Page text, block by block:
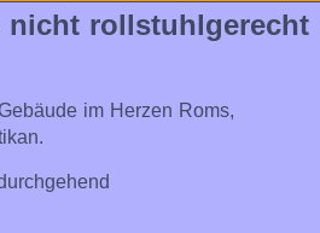
nicht rollstuhlgerecht
im Herzen Roms,